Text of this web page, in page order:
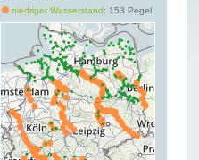
niedriger Wasserstand: 153 Pegel